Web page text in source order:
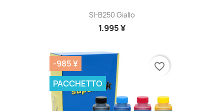
SI-B250 Giallo
1.995 ¥
-985 ¥
PACCHETTO
favorite_border